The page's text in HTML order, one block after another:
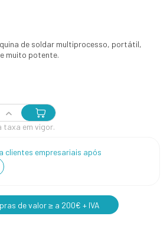
de soldar multiprocesso, portátil,
muito potente.
taxa em vigor.
clientes empresariais após
de valor ≥ a 200€ + IVA